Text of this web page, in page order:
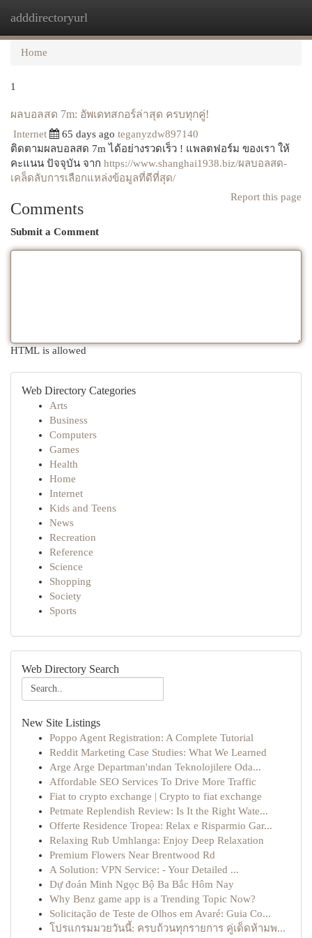
adddirectoryurl
Home
1
ผลบอลสด 7m: อัพเดทสกอร์ล่าสุด ครบทุกคู่!
Internet 65 days ago teganyzdw897140
ติดตามผลบอลสด 7m ได้อย่างรวดเร็ว ! แพลตฟอร์ม ของเรา ให้
คะแนน ปัจจุบัน จาก https://www.shanghai1938.biz/ผลบอลสด-
เคล็ดลับการเลือกแหล่งข้อมูลที่ดีที่สุด/
Report this page
Comments
Submit a Comment
HTML is allowed
Web Directory Categories
Arts
Business
Computers
Games
Health
Home
Internet
Kids and Teens
News
Recreation
Reference
Science
Shopping
Society
Sports
Web Directory Search
New Site Listings
Poppo Agent Registration: A Complete Tutorial
Reddit Marketing Case Studies: What We Learned
Arge Arge Departman'ından Teknolojilere Oda...
Affordable SEO Services To Drive More Traffic
Fiat to crypto exchange | Crypto to fiat exchange
Petmate Replendish Review: Is It the Right Wate...
Offerte Residence Tropea: Relax e Risparmio Gar...
Relaxing Rub Umhlanga: Enjoy Deep Relaxation
Premium Flowers Near Brentwood Rd
A Solution: VPN Service: - Your Detailed ...
Dự đoán Minh Ngọc Bộ Ba Bắc Hôm Nay
Why Benz game app is a Trending Topic Now?
Solicitação de Teste de Olhos em Avaré: Guia Co...
โปรแกรมมวยวันนี้: ครบถ้วนทุกรายการ คู่เด็ดห้ามพ...